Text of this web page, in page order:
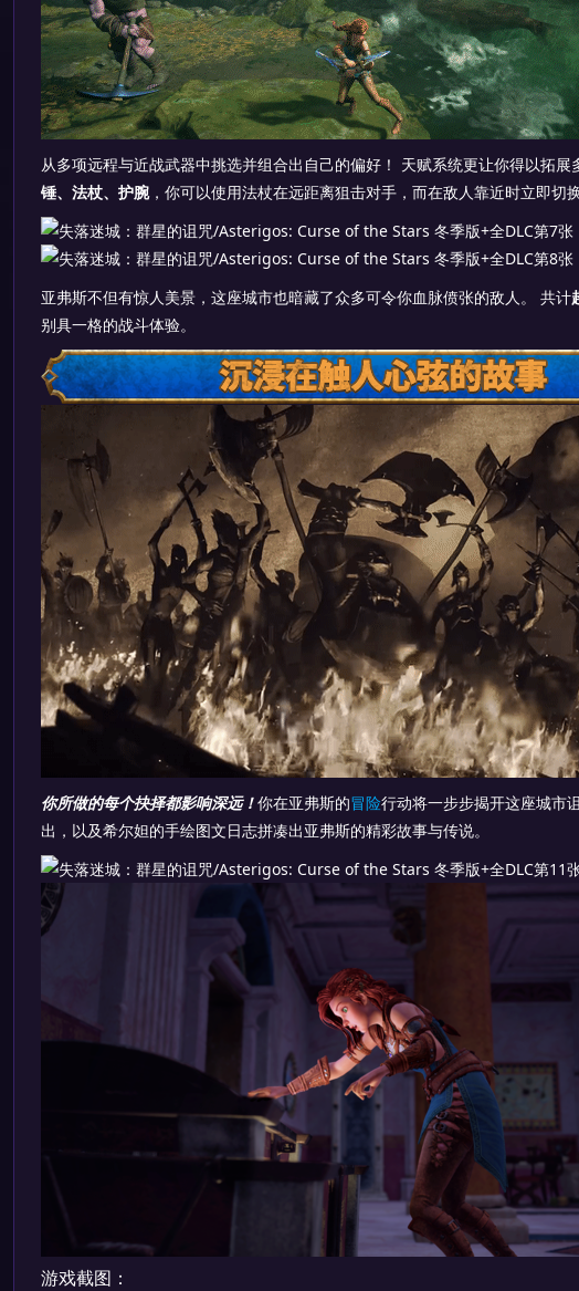
从多项远程与近战武器中挑选并组合出自己的偏好！ 天赋系统更让你得以拓
锤、法杖、护腕，你可以使用法杖在远距离狙击对手，而在敌人靠近时立即切
亚弗斯不但有惊人美景，这座城市也暗藏了众多可令你血脉偾张的敌人。 共计
别具一格的战斗体验。
你所做的每个抉择都影响深远！你在亚弗斯的冒险行动将一步步揭开这座城市
出，以及希尔妲的手绘图文日志拼凑出亚弗斯的精彩故事与传说。
游戏截图：